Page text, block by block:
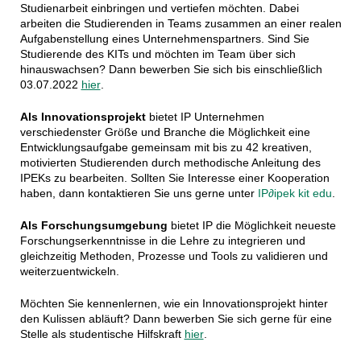
Studienarbeit einbringen und vertiefen möchten. Dabei
arbeiten die Studierenden in Teams zusammen an einer realen
Aufgabenstellung eines Unternehmenspartners. Sind Sie
Studierende des KITs und möchten im Team über sich
hinauswachsen? Dann bewerben Sie sich bis einschließlich
03.07.2022 hier.
Als Innovationsprojektbietet IP Unternehmen
verschiedenster Größe und Branche die Möglichkeit eine
Entwicklungsaufgabe gemeinsam mit bis zu 42 kreativen,
motivierten Studierenden durch methodische Anleitung des
IPEKs zu bearbeiten. Sollten Sie Interesse einer Kooperation
haben, dann kontaktieren Sie uns gerne unter IP∂ipek kit edu
Als Forschungsumgebung bietet IP die Möglichkeit neueste
Forschungserkenntnisse in die Lehre zu integrieren und
gleichzeitig Methoden, Prozesse und Tools zu validieren und
weiterzuentwickeln.
Möchten Sie kennenlernen, wie ein Innovationsprojekt hinter
den Kulissen abläuft? Dann bewerben Sie sich gerne für eine
Stelle als studentische Hilfskraft hier.